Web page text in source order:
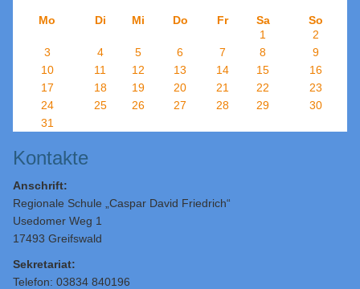
Mo Di Mi Do Fr Sa
So
1
2
3
4 5 6 7 8
9
10
11 12 13 14 15
16
17
18 19 20 21 22
23
24
25 26 27 28 29
30
31
Kontakte
Anschrift:
Regionale Schule „Caspar David Friedrich“
Usedomer Weg 1
17493 Greifswald
Sekretariat:
Telefon: 03834 840196